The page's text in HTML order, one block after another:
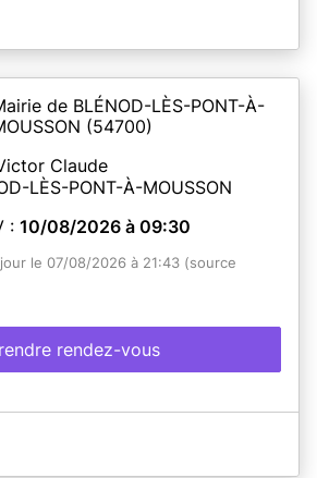
de BLÉNOD-LÈS-PONT-À-
(54700)
Claude
LÈS-PONT-À-MOUSSON
: 10/08/2026 à 09:30
le 07/08/2026 à 21:43 (source
rendez-vous